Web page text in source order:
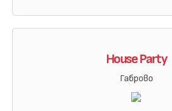
House Party
Габрово